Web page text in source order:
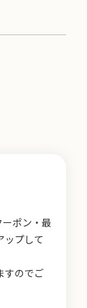
ポン・最
ップして
すのでご